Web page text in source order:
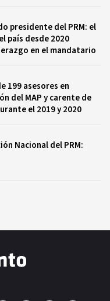
presidente del PRM: el
país desde 2020
en el mandatario
199 asesores en
del MAP y carente de
el 2019 y 2020
Nacional del PRM: